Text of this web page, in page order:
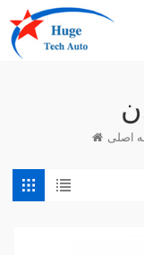
اصلی